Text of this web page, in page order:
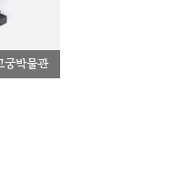
궁박물관